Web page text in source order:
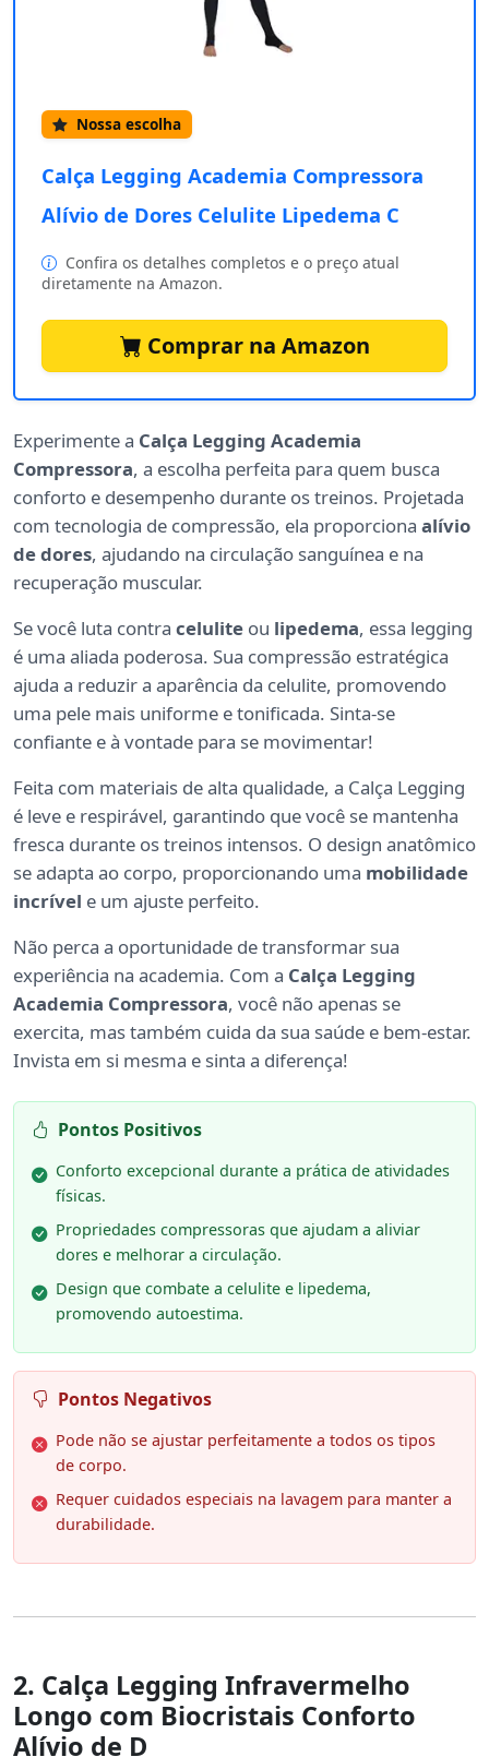
Nossa escolha
Calça Legging Academia Compressora
Alívio de Dores Celulite Lipedema C
Confira os detalhes completos e o preço atual
diretamente na Amazon.
Comprar na Amazon
Experimente a Calça Legging Academia
Compressora, a escolha perfeita para quem busca
conforto e desempenho durante os treinos. Projetada
com tecnologia de compressão, ela proporciona alívio
de dores, ajudando na circulação sanguínea e na
recuperação muscular.
Se você luta contra celulite ou lipedema, essa legging
é uma aliada poderosa. Sua compressão estratégica
ajuda a reduzir a aparência da celulite, promovendo
uma pele mais uniforme e tonificada. Sinta-se
confiante e à vontade para se movimentar!
Feita com materiais de alta qualidade, a Calça Legging
é leve e respirável, garantindo que você se mantenha
fresca durante os treinos intensos. O design anatômico
se adapta ao corpo, proporcionando uma mobilidade
incrível e um ajuste perfeito.
Não perca a oportunidade de transformar sua
experiência na academia. Com a Calça Legging
Academia Compressora, você não apenas se
exercita, mas também cuida da sua saúde e bem-estar.
Invista em si mesma e sinta a diferença!
Pontos Positivos
Conforto excepcional durante a prática de atividades
físicas.
Propriedades compressoras que ajudam a aliviar
dores e melhorar a circulação.
Design que combate a celulite e lipedema,
promovendo autoestima.
Pontos Negativos
Pode não se ajustar perfeitamente a todos os tipos
de corpo.
Requer cuidados especiais na lavagem para manter a
durabilidade.
2. Calça Legging Infravermelho
Longo com Biocristais Conforto
Alívio de D